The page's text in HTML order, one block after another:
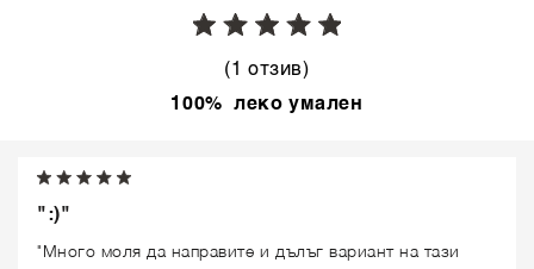
(1 отзив)
100% леко умален
":)"
"Много моля да направите и дълъг вариант на тази